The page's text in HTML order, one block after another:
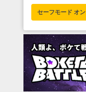
セーフモード オン